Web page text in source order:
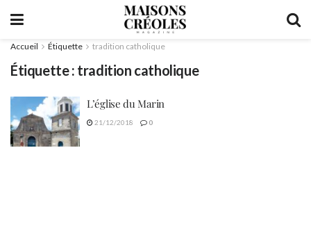
Accueil Étiquette tradition catholique
Étiquette : tradition catholique
L’église du Marin
21/12/2018 0